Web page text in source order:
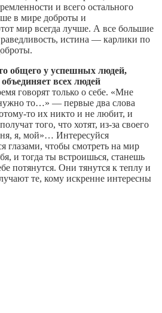
и всего остального
в мире доброты и
мир всегда лучше. А все большие
истина — карлики по
общего у успешных людей,
всех людей
говорят только о себе. «Мне
то…» — первые два слова
то их никто и не любит, и
того, что хотят, из-за своего
я, мой»… Интересуйся
глазами, чтобы смотреть на мир
и тогда ты встроишься, станешь
потянутся. Они тянутся к теплу и
те, кому искренне интересны